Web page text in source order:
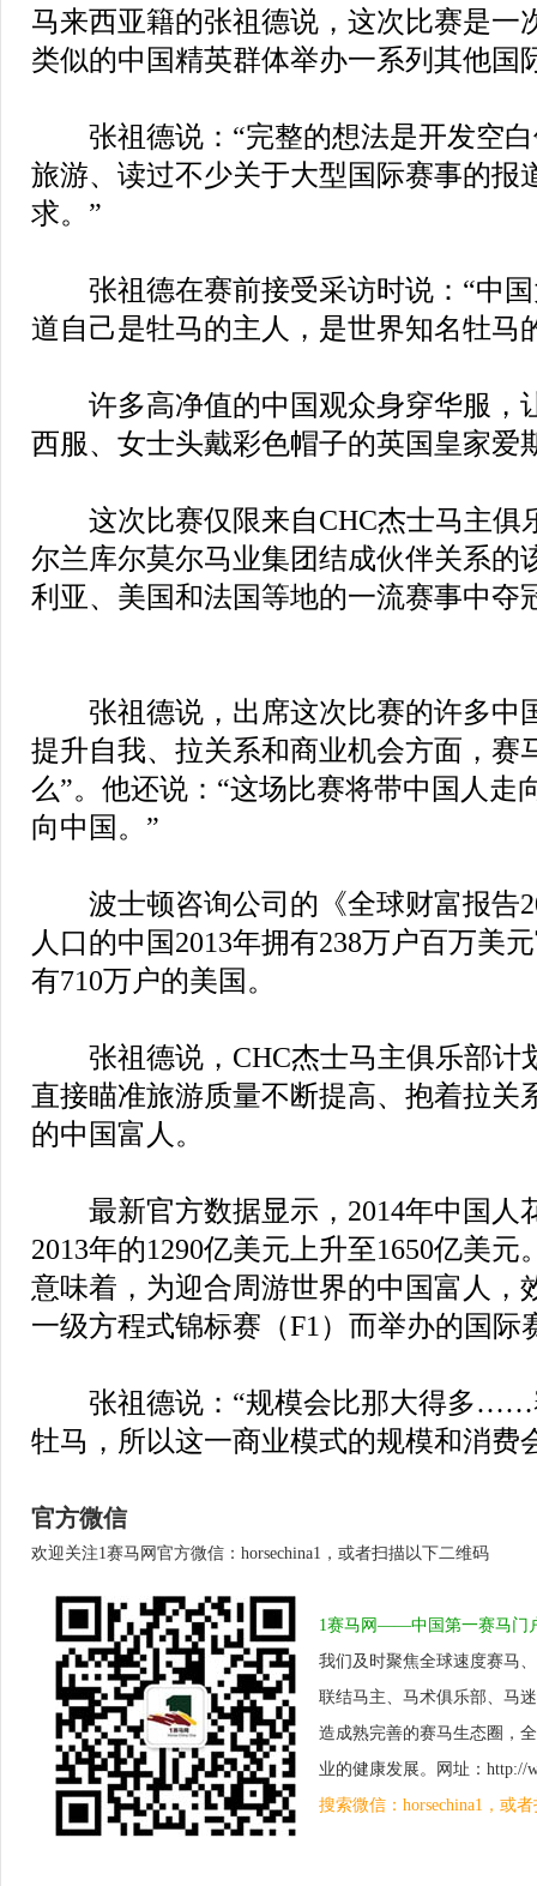
马来西亚籍的张祖德说，这次比赛是一
类似的中国精英群体举办一系列其他国
张祖德说：“完整的想法是开发空白
旅游、读过不少关于大型国际赛事的报
求。”
张祖德在赛前接受采访时说：“中国
道自己是牡马的主人，是世界知名牡马
许多高净值的中国观众身穿华服，
西服、女士头戴彩色帽子的英国皇家爱
这次比赛仅限来自CHC杰士马主俱
尔兰库尔莫尔马业集团结成伙伴关系的
利亚、美国和法国等地的一流赛事中夺
张祖德说，出席这次比赛的许多中
提升自我、拉关系和商业机会方面，赛
么”。他还说：“这场比赛将带中国人走
向中国。”
波士顿咨询公司的《全球财富报告
人口的中国2013年拥有238万户百万美
有710万户的美国。
张祖德说，CHC杰士马主俱乐部计
直接瞄准旅游质量不断提高、抱着拉关
的中国富人。
最新官方数据显示，2014年中国人
2013年的1290亿美元上升至1650亿美
意味着，为迎合周游世界的中国富人，
一级方程式锦标赛（F1）而举办的国际
张祖德说：“规模会比那大得多……
牡马，所以这一商业模式的规模和消费
官方微信
欢迎关注1赛马网官方微信：horsechina1，或者扫描以下二维码
1赛马网——中国第一赛马门
我们及时聚焦全球速度赛马
联结马主、马术俱乐部、马
造成熟完善的赛马生态圈，
业的健康发展。网址：http://
搜索微信：horsechina1，或